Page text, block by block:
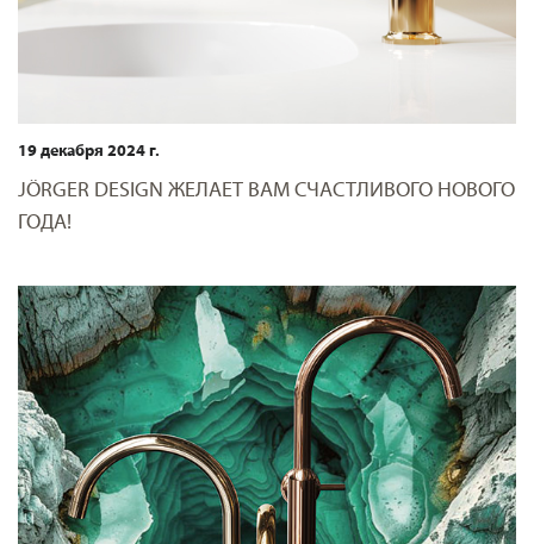
19 декабря 2024 г.
JÖRGER DESIGN ЖЕЛАЕТ ВАМ СЧАСТЛИВОГО НОВОГО
ГОДА!